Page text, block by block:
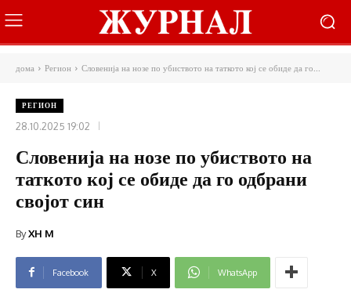
дома Регион Словенија на нозе по убиството на таткото кој се обиде да го...
РЕГИОН
28.10.2025 19:02
Словенија на нозе по убиството на
таткото кој се обиде да го одбрани
својот син
ByXH M
Facebook X WhatsApp